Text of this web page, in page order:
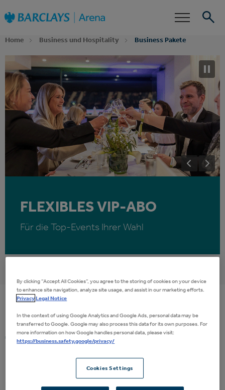
Startseite
Barrierefreiheit
Suche
Home Business und Hospitality Business Pakete
FLEXIBLES VIP-ABO
Für die Top-Events Ihrer Wahl
Business Pakete - VIP-
Ticketkontigent für Events
nach Wahl
Erleben Sie unsere Konzerthighlights, die besten Shows und
By clicking “Accept All Cookies”, you agree to the storing of cookies on your device
to enhance site navigation, analyze site usage, and assist in our marketing efforts.
PrivacyLegal Notice
In the context of using Google Analytics and Google Ads, personal data may be
transferred to Google. Google may also process this data for its own purposes. For
more information on how Google handles personal data, please visit:
https://business.safety.google/privacy/
Cookies Settings